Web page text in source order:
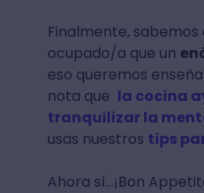
Finalmente, sabemos
ocupado/a que un
eso queremos
nota que la cocina
tranquilizar la
usas nuestros tips
Ahora sí...¡Bon